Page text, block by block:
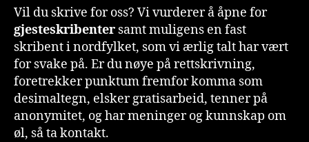
Vil du skrive for oss? Vi vurderer å åpne for
gjesteskribenter samt muligens en fast
skribent i nordfylket, som vi ærlig talt har vært
for svake på. Er du nøye på rettskrivning,
foretrekker punktum fremfor komma som
desimaltegn, elsker gratisarbeid, tenner på
anonymitet, og har meninger og kunnskap om
øl, så ta kontakt.